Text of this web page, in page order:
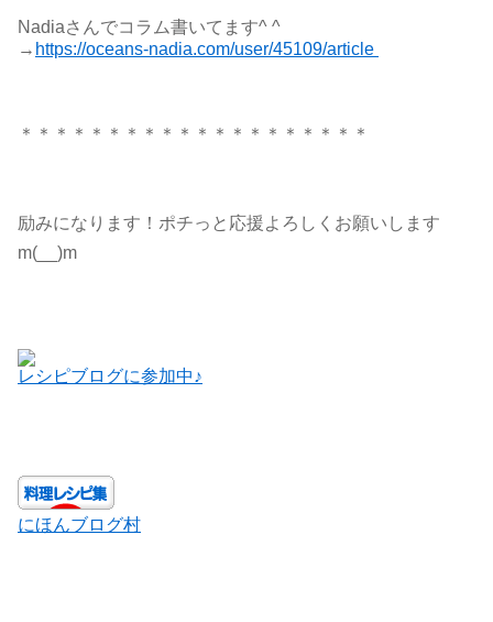
Nadiaさんでコラム書いてます^ ^
→ https://oceans-nadia.com/user/45109/article
＊＊＊＊＊＊＊＊＊＊＊＊＊＊＊＊＊＊＊＊
励みになります！ポチっと応援よろしくお願いします
m(__)m
レシピブログに参加中♪
にほんブログ村